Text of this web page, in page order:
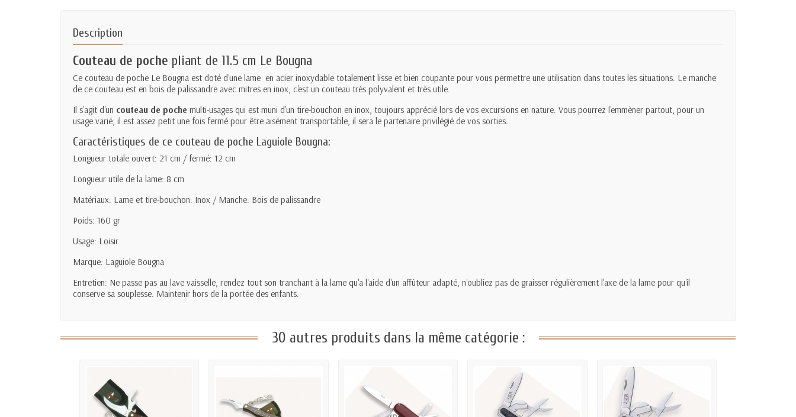
Description
Couteau de poche pliant de 11.5 cm Le Bougna
Ce couteau de poche Le Bougna est doté d'une lame en acier inoxydable totalement lisse et bien coupante pour vous permettre une utilisation dans toutes les situations. Le manche
de ce couteau est en bois de palissandre avec mitres en inox, c'est un couteau très polyvalent et très utile.
Il s'agit d'un couteau de poche multi-usages qui est muni d'un tire-bouchon en inox, toujours apprécié lors de vos excursions en nature. Vous pourrez l'emmèner partout, pour un
usage varié, il est assez petit une fois fermé pour être aisément transportable, il sera le partenaire privilégié de vos sorties.
Caractéristiques de ce couteau de poche Laguiole Bougna:
Longueur totale ouvert: 21 cm / fermé: 12 cm
Longueur utile de la lame: 8 cm
Matériaux: Lame et tire-bouchon: Inox / Manche: Bois de palissandre
Poids: 160 gr
Usage: Loisir
Marque: Laguiole Bougna
Entretien: Ne passe pas au lave vaisselle, rendez tout son tranchant à la lame qu'a l'aide d'un affûteur adapté, n'oubliez pas de graisser régulièrement l'axe de la lame pour qu'il
conserve sa souplesse. Maintenir hors de la portée des enfants.
30 autres produits dans la même catégorie :